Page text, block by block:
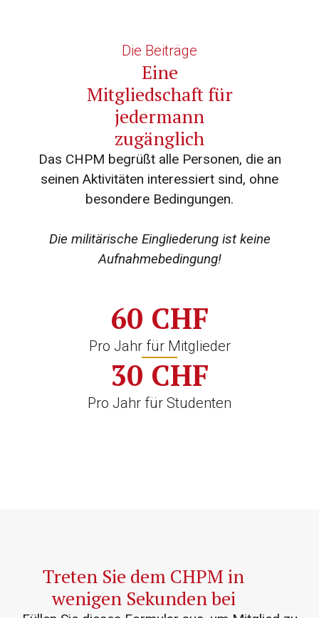
Die Beiträge
Eine
Mitgliedschaft für
jedermann
zugänglich
Das CHPM begrüßt alle Personen, die an
seinen Aktivitäten interessiert sind, ohne
besondere Bedingungen.
Die militärische Eingliederung ist keine
Aufnahmebedingung!
Pro Jahr für Mitglieder
60 CHF
Pro Jahr für Studenten
30 CHF
Treten Sie dem CHPM in
wenigen Sekunden bei